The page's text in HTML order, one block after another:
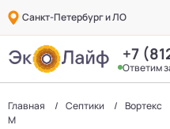
Санкт-Петербург и ЛО
+7
Ответим
Главная Септики Вортекс
M